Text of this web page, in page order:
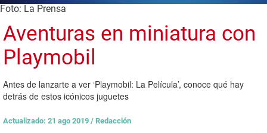
Foto: La Prensa
Aventuras en miniatura con
Playmobil
Antes de lanzarte a ver ‘Playmobil: La Película’, conoce qué hay
detrás de estos icónicos juguetes
Actualizado: 21 ago 2019 / Redacción